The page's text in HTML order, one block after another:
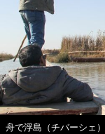
舟で浮島（チバーシェ